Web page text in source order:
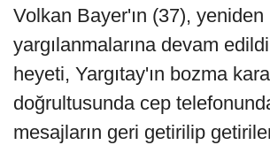
Volkan Bayer'ın (37), yeniden
yargılanmalarına devam
heyeti, Yargıtay'ın bozma
doğrultusunda cep
mesajların geri getirilip